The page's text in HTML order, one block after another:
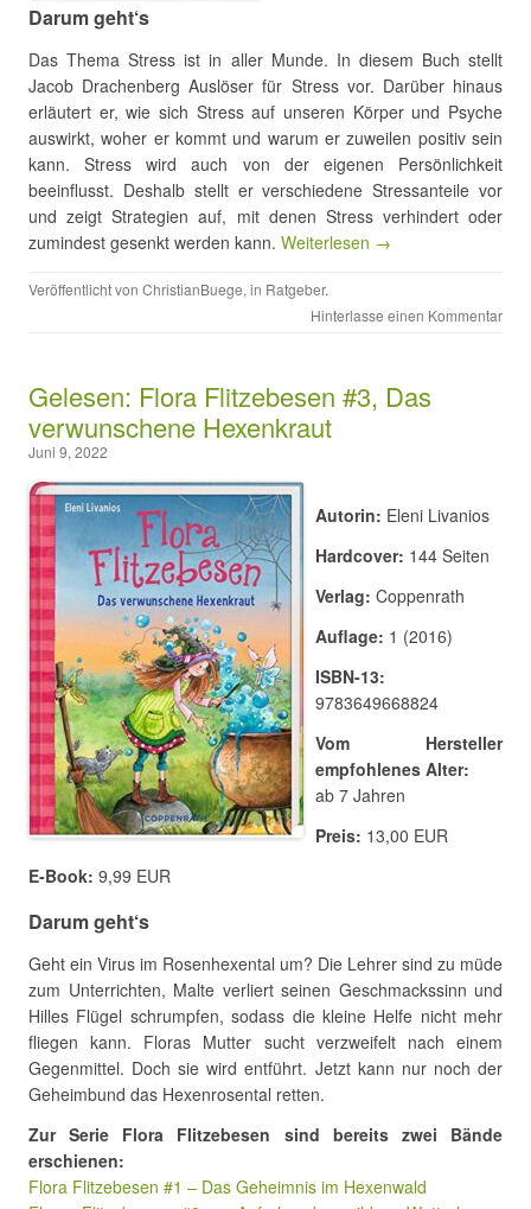
Darum geht‘s
Das Thema Stress ist in aller Munde. In diesem Buch stellt
Jacob Drachenberg Auslöser für Stress vor. Darüber hinaus
erläutert er, wie sich Stress auf unseren Körper und Psyche
auswirkt, woher er kommt und warum er zuweilen positiv sein
kann. Stress wird auch von der eigenen Persönlichkeit
beeinflusst. Deshalb stellt er verschiedene Stressanteile vor
und zeigt Strategien auf, mit denen Stress verhindert oder
zumindest gesenkt werden kann. Weiterlesen →
Veröffentlicht von ChristianBuege, in Ratgeber.
Hinterlasse einen Kommentar
Gelesen: Flora Flitzebesen #3, Das
verwunschene Hexenkraut
Juni 9, 2022
Autorin: Eleni Livanios
Hardcover: 144 Seiten
Verlag: Coppenrath
Auflage: 1 (2016)
ISBN-13:
9783649668824
Vom Hersteller
empfohlenes Alter:
ab 7 Jahren
Preis: 13,00 EUR
E-Book: 9,99 EUR
Darum geht‘s
Geht ein Virus im Rosenhexental um? Die Lehrer sind zu müde
zum Unterrichten, Malte verliert seinen Geschmackssinn und
Hilles Flügel schrumpfen, sodass die kleine Helfe nicht mehr
fliegen kann. Floras Mutter sucht verzweifelt nach einem
Gegenmittel. Doch sie wird entführt. Jetzt kann nur noch der
Geheimbund das Hexenrosental retten.
Zur Serie Flora Flitzebesen sind bereits zwei Bände
erschienen:
Flora Flitzebesen #1 – Das Geheimnis im Hexenwald